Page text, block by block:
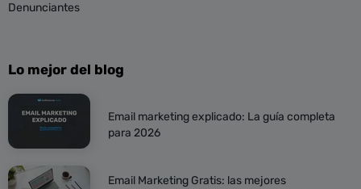
Denunciantes
Lo mejor del blog
Email marketing explicado: La guía completa
para 2026
Email Marketing Gratis: las mejores